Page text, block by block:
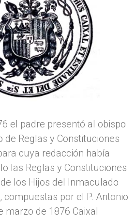
el padre presentó al obispo
de Reglas y Constituciones
cuya redacción había
las Reglas y Constituciones
los Hijos del Inmaculado
compuestas por el P. Antonio
marzo de 1876 Caixal